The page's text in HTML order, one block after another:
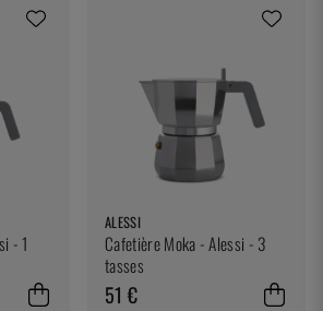
- 1
ALESSI
Cafetière Moka - Alessi - 3
tasses
51 €